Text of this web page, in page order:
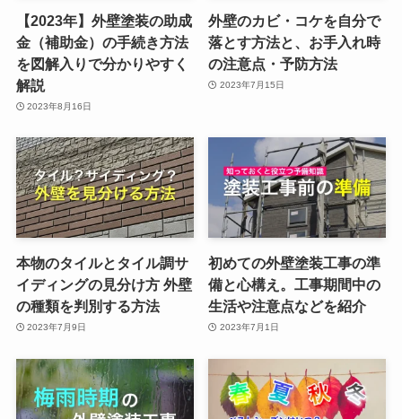
【2023年】外壁塗装の助成
金（補助金）の手続き方法
を図解入りで分かりやすく
解説
2023年8月16日
外壁のカビ・コケを自分で
落とす方法と、お手入れ時
の注意点・予防方法
2023年7月15日
本物のタイルとタイル調サ
イディングの見分け方 外壁
の種類を判別する方法
2023年7月9日
初めての外壁塗装工事の準
備と心構え。工事期間中の
生活や注意点などを紹介
2023年7月1日